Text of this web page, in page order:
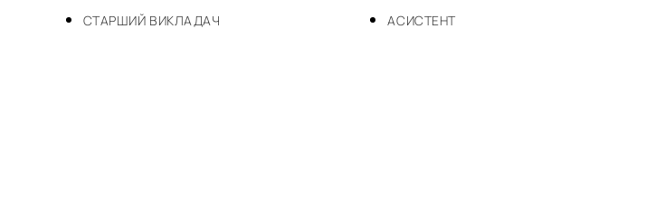
СТАРШИЙ ВИКЛАДАЧ АСИСТЕНТ